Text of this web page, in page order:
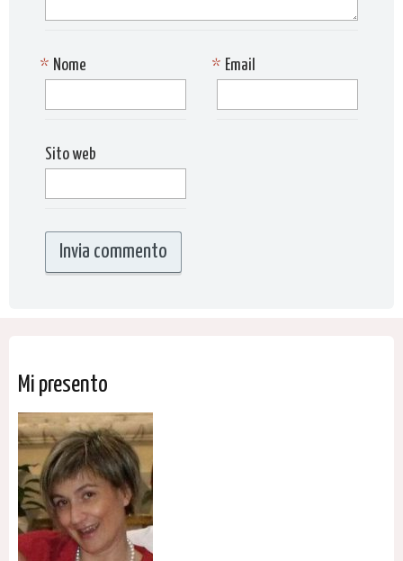
Nome
* Email
*
Sito web
Mi presento